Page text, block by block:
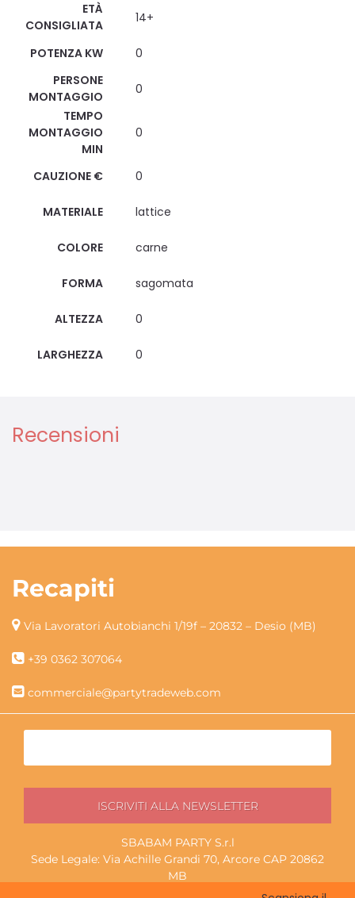
ETÀ
CONSIGLIATA
14+
POTENZA KW
0
PERSONE
MONTAGGIO
0
TEMPO
MONTAGGIO
MIN
0
CAUZIONE € 0
MATERIALE lattice
COLORE carne
FORMA sagomata
ALTEZZA 0
LARGHEZZA 0
Recensioni
Recapiti
Via Lavoratori Autobianchi 1/19f – 20832 – Desio (MB)
+39 0362 307064
commerciale@partytradeweb.com
SBABAM PARTY S.r.l
Sede Legale: Via Achille Grandi 70, Arcore CAP 20862
MB